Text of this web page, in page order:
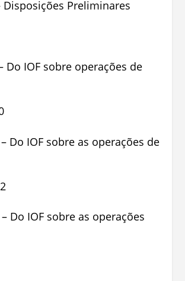
Disposições Preliminares
Do IOF sobre operações de
Do IOF sobre as operações de
Do IOF sobre as operações